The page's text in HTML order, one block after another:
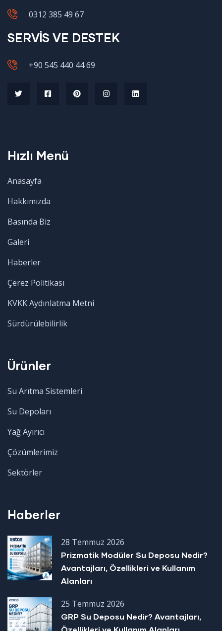
0312 385 49 67
SERVİS VE DESTEK
+90 545 440 44 69
Hızlı Menü
Anasayfa
Hakkımızda
Basında Biz
Galeri
Haberler
Çerez Politikası
KVKK Aydınlatma Metni
Sürdürülebilirlik
Ürünler
Su Arıtma Sistemleri
Su Depoları
Yağ Ayırıcı
Çözümlerimiz
Sektörler
Haberler
28 Temmuz 2026
Prizmatik Modüler Su Deposu Nedir?
Avantajları, Özellikleri ve Kullanım
Alanları
25 Temmuz 2026
GRP Su Deposu Nedir? Avantajları,